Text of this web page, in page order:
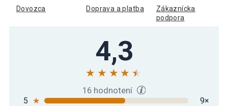
Dovozca Doprava a platba
Zákaznícka
podpora
4,3
16 hodnotení
5 ★
9×